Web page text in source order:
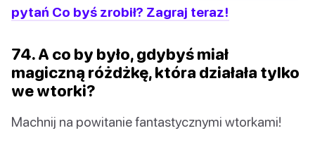
pytań Co byś zrobił? Zagraj teraz!
74. A co by było, gdybyś miał
magiczną różdżkę, która działała tylko
we wtorki?
Machnij na powitanie fantastycznymi wtorkami!